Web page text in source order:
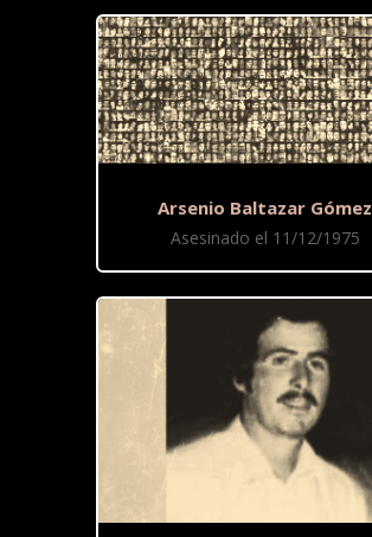
Arsenio Baltazar Gómez
Asesinado el 11/12/1975